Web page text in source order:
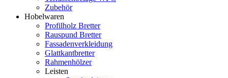
Zubehör
Hobelwaren
Profilholz Bretter
Rauspund Bretter
Fassadenverkleidung
Glattkantbretter
Rahmenhölzer
Leisten